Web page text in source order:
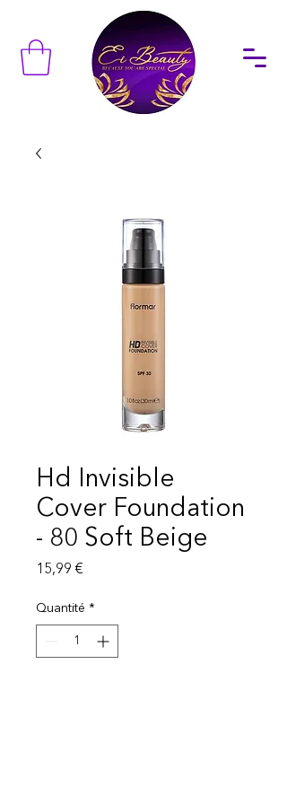
Hd Invisible
Cover Foundation
- 80 Soft Beige
15,99 €Prix
Quantité *